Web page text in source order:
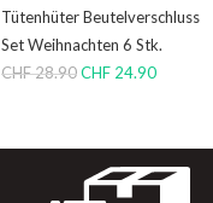
Tütenhüter Beutelverschluss
Set Weihnachten 6 Stk.
CHF28.90CHF 24.90